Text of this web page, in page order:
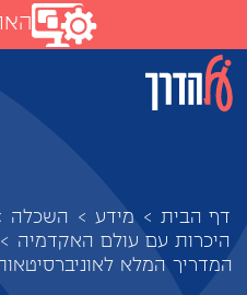
דף הבית >מידע > השכלה
היכרות עם עולם האקדמיה >
המדריך המלא